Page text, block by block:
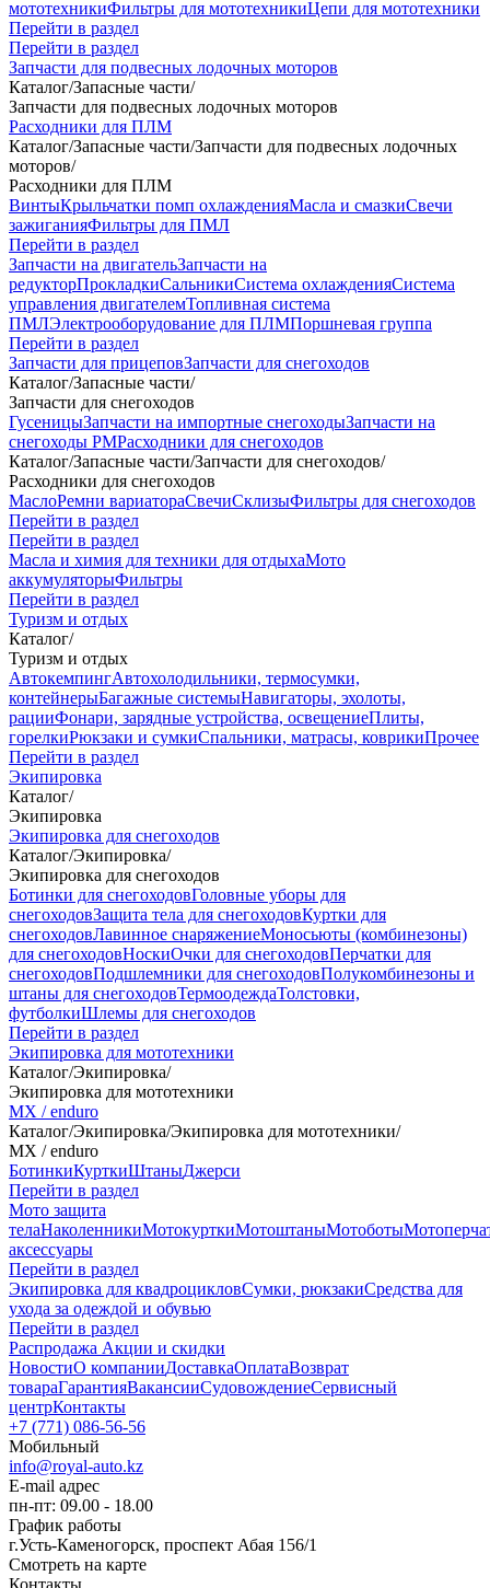
мототехникиФильтры для мототехникиЦепи для мототехники
Перейти в раздел
Перейти в раздел
Запчасти для подвесных лодочных моторов
Каталог/Запасные части/
Запчасти для подвесных лодочных моторов
Расходники для ПЛМ
Каталог/Запасные части/Запчасти для подвесных лодочных
моторов/
Расходники для ПЛМ
ВинтыКрыльчатки помп охлажденияМасла и смазкиСвечи
зажиганияФильтры для ПМЛ
Перейти в раздел
Запчасти на двигательЗапчасти на
редукторПрокладкиСальникиСистема охлажденияСистема
управления двигателемТопливная система
ПМЛЭлектрооборудование для ПЛМПоршневая группа
Перейти в раздел
Запчасти для прицеповЗапчасти для снегоходов
Каталог/Запасные части/
Запчасти для снегоходов
ГусеницыЗапчасти на импортные снегоходыЗапчасти на
снегоходы РМРасходники для снегоходов
Каталог/Запасные части/Запчасти для снегоходов/
Расходники для снегоходов
МаслоРемни вариатораСвечиСклизыФильтры для снегоходов
Перейти в раздел
Перейти в раздел
Масла и химия для техники для отдыхаМото
аккумуляторыФильтры
Перейти в раздел
Туризм и отдых
Каталог/
Туризм и отдых
АвтокемпингАвтохолодильники, термосумки,
контейнерыБагажные системыНавигаторы, эхолоты,
рацииФонари, зарядные устройства, освещениеПлиты,
горелкиРюкзаки и сумкиСпальники, матрасы, коврикиПрочее
Перейти в раздел
Экипировка
Каталог/
Экипировка
Экипировка для снегоходов
Каталог/Экипировка/
Экипировка для снегоходов
Ботинки для снегоходовГоловные уборы для
снегоходовЗащита тела для снегоходовКуртки для
снегоходовЛавинное снаряжениеМоносьюты (комбинезоны)
для снегоходовНоскиОчки для снегоходовПерчатки для
снегоходовПодшлемники для снегоходовПолукомбинезоны и
штаны для снегоходовТермоодеждаТолстовки,
футболкиШлемы для снегоходов
Перейти в раздел
Экипировка для мототехники
Каталог/Экипировка/
Экипировка для мототехники
MX / enduro
Каталог/Экипировка/Экипировка для мототехники/
MX / enduro
БотинкиКурткиШтаныДжерси
Перейти в раздел
Мото защита
телаНаколенникиМотокурткиМотоштаныМотоботы
аксессуары
Перейти в раздел
Экипировка для квадроцикловСумки, рюкзакиСредства для
ухода за одеждой и обувью
Перейти в раздел
Распродажа Акции и скидки
НовостиО компанииДоставкаОплатаВозврат
товараГарантияВакансииСудовождениеСервисный
центрКонтакты
+7 (771) 086-56-56
Мобильный
info@royal-auto.kz
E-mail адрес
пн-пт: 09.00 - 18.00
График работы
г.Усть-Каменогорск, проспект Абая 156/1
Смотреть на карте
Контакты